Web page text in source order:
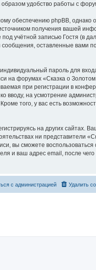
удобство работы с
обеспечению phpBB, однако
получения вашей
учётной записью Гостя (в
оставленные вами
пароль для
форумах «Сказка о Золотом
при регистрации в
вводу, на усмотрение
того, у вас есть
на других сайтах.
ни представители
вы сможете
и ваш адрес email, после
Удалить
с администрацией